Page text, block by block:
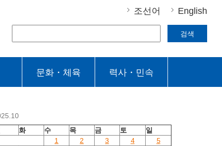
조선어 English
검색
문화・체육 력사・민속
화 수 목 금 토
일
1
2 3 4
5